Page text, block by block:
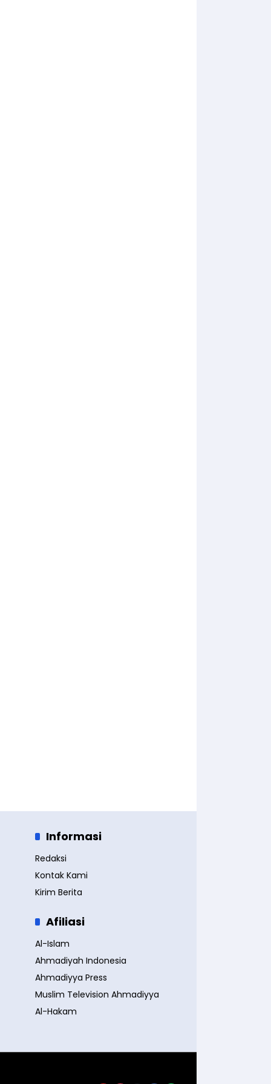
Informasi
Redaksi
Kontak Kami
Kirim Berita
Afiliasi
Al-Islam
Ahmadiyah Indonesia
Ahmadiyya Press
Muslim Television Ahmadiyya
Al-Hakam